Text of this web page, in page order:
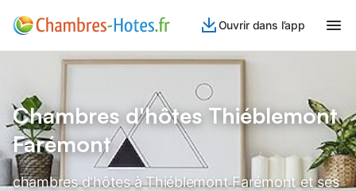
Ouvrir dans l’app
Chambres d'hôtes Thiéblemont
Farémont
chambres d'hôtes à Thiéblemont Farémont et ses